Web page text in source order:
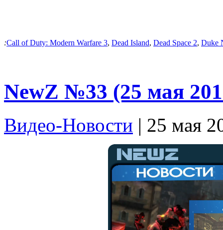
:Call of Duty: Modern Warfare 3, Dead Island, Dead Space 2, Duke
NewZ №33 (25 мая
Видео-Новости | 25 мая